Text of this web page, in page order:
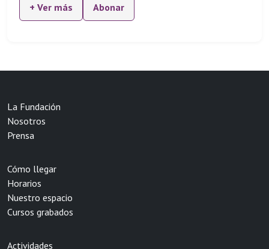
+ Ver más Abonar
La Fundación
Nosotros
Prensa
Cómo llegar
Horarios
Nuestro espacio
Cursos grabados
Actividades